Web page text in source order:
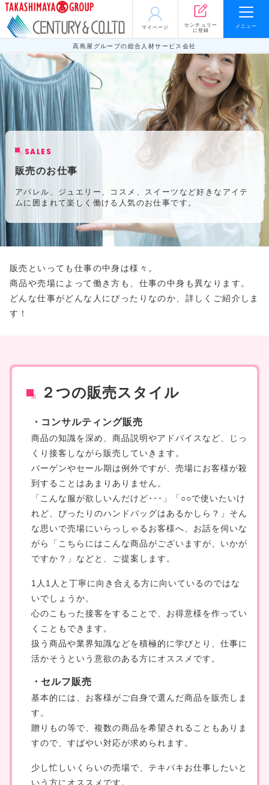
マイページ
センチュリー
に登録
メニュー
高島屋グループの総合人材サービス会社
SALES
販売のお仕事
アパレル、ジュエリー、コスメ、スイーツなど好きなアイテ
ムに囲まれて楽しく働ける人気のお仕事です。
販売といっても仕事の中身は様々。
商品や売場によって働き方も、仕事の中身も異なります。
どんな仕事がどんな人にぴったりなのか、詳しくご紹介しま
す！
２つの販売スタイル
コンサルティング販売
商品の知識を深め、商品説明やアドバイスなど、じっ
くり接客しながら販売していきます。
バーゲンやセール期は例外ですが、売場にお客様が殺
到することはあまりありません。
「こんな服が欲しいんだけど･･･」「○○で使いたいけ
れど、ぴったりのハンドバッグはあるかしら？」そん
な思いで売場にいらっしゃるお客様へ、お話を伺いな
がら「こちらにはこんな商品がございますが、いかが
ですか？」などと、ご提案します。
1人1人と丁寧に向き合える方に向いているのではな
いでしょうか。
心のこもった接客をすることで、お得意様を作ってい
くこともできます。
扱う商品や業界知識などを積極的に学びとり、仕事に
活かそうという意欲のある方にオススメです。
セルフ販売
基本的には、お客様がご自身で選んだ商品を販売しま
す。
贈りもの等で、複数の商品を希望されることもありま
すので、すばやい対応が求められます。
少し忙しいくらいの売場で、テキパキお仕事したいと
いう方にオススメです。